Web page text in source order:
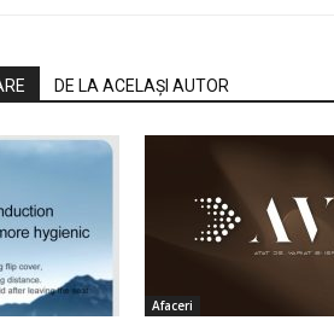
DE LA ACELAȘI AUTOR
Afaceri